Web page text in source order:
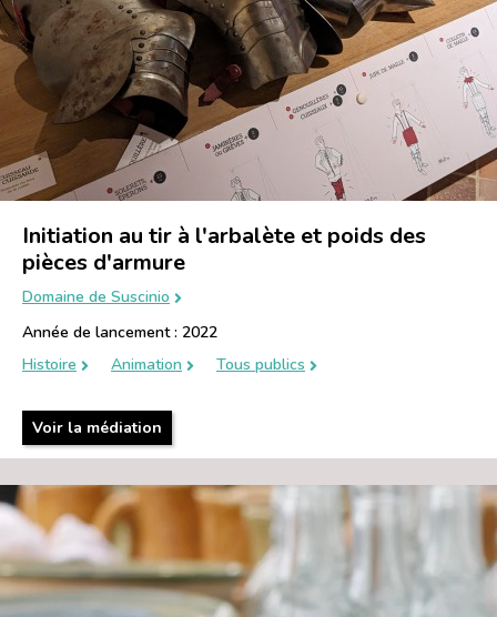
Initiation au tir à l'arbalète et poids des
pièces d'armure
Domaine de Suscinio
Année de lancement : 2022
Histoire
Animation Tous publics
Voir la médiation